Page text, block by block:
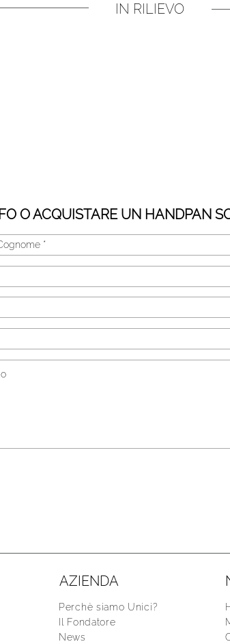
IN RILIEVO
O ACQUISTARE UN HANDPAN
AZIENDA
Perchè siamo Unici?
Il Fondatore
News